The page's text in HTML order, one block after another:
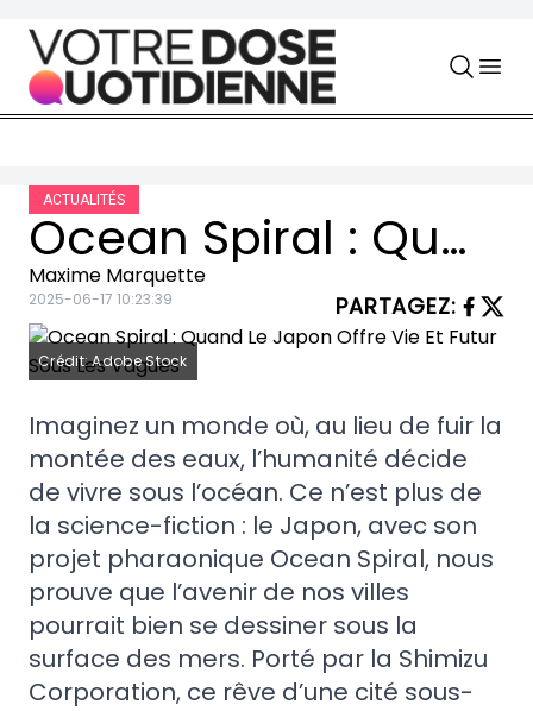
Skip to content
ACTUALITÉS
Ocean Spiral : Quand Le Japon Offre Vie Et Futur Sous Les Vagues
Maxime Marquette
2025-06-17 10:23:39 PARTAGEZ:
Crédit: Adobe Stock
Imaginez un monde où, au lieu de fuir la
montée des eaux, l’humanité décide
de vivre sous l’océan. Ce n’est plus de
la science-fiction : le Japon, avec son
projet pharaonique Ocean Spiral, nous
prouve que l’avenir de nos villes
pourrait bien se dessiner sous la
surface des mers. Porté par la Shimizu
Corporation, ce rêve d’une cité sous-